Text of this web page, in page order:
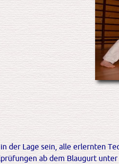
Lage sein, alle erlernten
ab dem Blaugurt